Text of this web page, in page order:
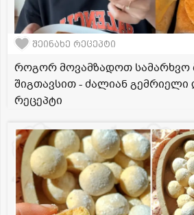
შეინახე რეცეპტი
როგორ მოვამზადოთ
შიგთავსით - ძალიან გემრიელი
რეცეპტი